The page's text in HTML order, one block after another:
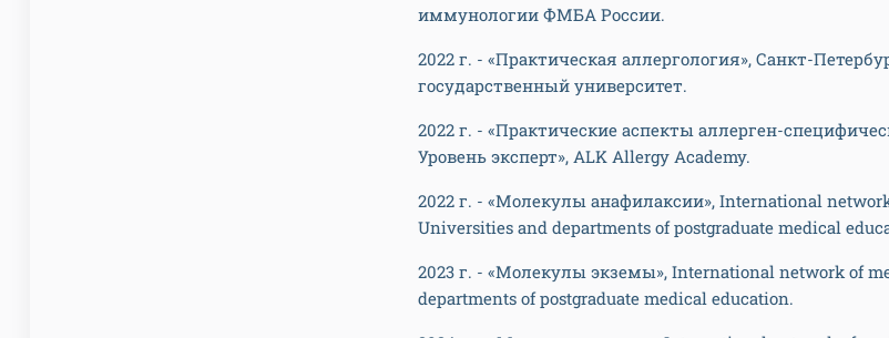
иммунологии ФМБА России.
2022 г. - «Практическая аллергология», Санкт-
государственный университет.
2022 г. - «Практические аспекты аллерген-
Уровень эксперт», ALK Allergy Academy.
2022 г. - «Молекулы анафилаксии», International
Universities and departments of postgraduate medical
2023 г. - «Молекулы экземы», International network of
departments of postgraduate medical education.